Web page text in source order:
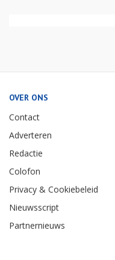
OVER ONS
Contact
Adverteren
Redactie
Colofon
Privacy & Cookiebeleid
Nieuwsscript
Partnernieuws